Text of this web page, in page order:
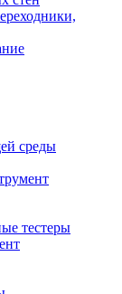
среды
тестеры